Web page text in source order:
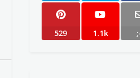
529 1.1k